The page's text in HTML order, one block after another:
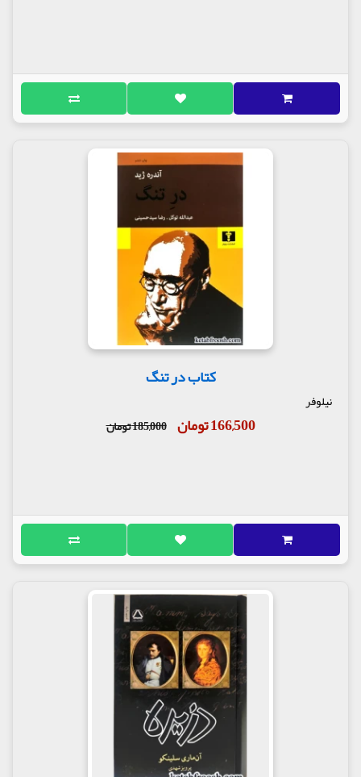
کتاب در تنگ
نیلوفر
166,500 تومان 185,000 تومان